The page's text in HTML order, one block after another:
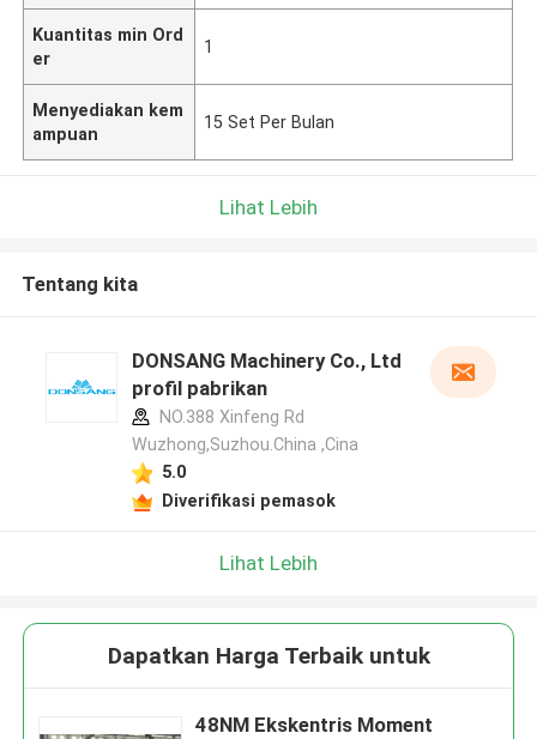
Kuantitas min Ord
er
1
Menyediakan kem
ampuan
15 Set Per Bulan
Lihat Lebih
Tentang kita
DONSANG Machinery Co., Ltd
profil pabrikan
NO.388 Xinfeng Rd
Wuzhong,Suzhou.China ,Cina
5.0
Diverifikasi pemasok
Lihat Lebih
Dapatkan Harga Terbaik untuk
48NM Ekskentris Moment